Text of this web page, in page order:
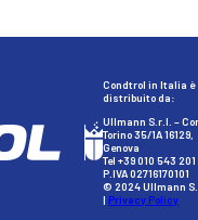
Condtrol in Italia è
distribuito da:
Ullmann S.r.l. –
Torino 35/1A 16129,
Genova
Tel +39 010 543 201
P.IVA 02716170101
© 2024 Ullmann
| Privacy Policy